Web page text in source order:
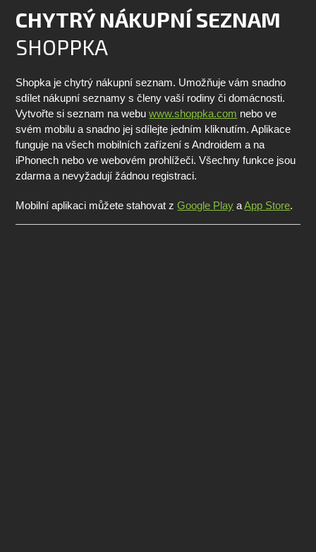
CHYTRÝ NÁKUPNÍ SEZNAM
SHOPPKA
Shopka je chytrý nákupní seznam. Umožňuje vám snadno
sdílet nákupní seznamy s členy vaší rodiny či domácnosti.
Vytvořte si seznam na webuwww.shoppka.com nebo ve
svém mobilu a snadno jej sdílejte jedním kliknutím. Aplikace
funguje na všech mobilních zařízení s Androidem a na
iPhonech nebo ve webovém prohlížeči. Všechny funkce jsou
zdarma a nevyžadují žádnou registraci.
Mobilní aplikaci můžete stahovat zGoogle Play aApp Store.